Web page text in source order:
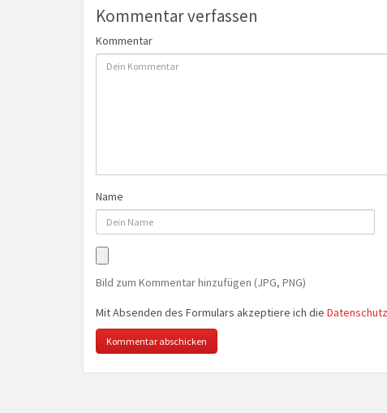
Kommentar verfassen
Kommentar
Name
Bild zum Kommentar hinzufügen (JPG, PNG)
Mit Absenden des Formulars akzeptiere ich die